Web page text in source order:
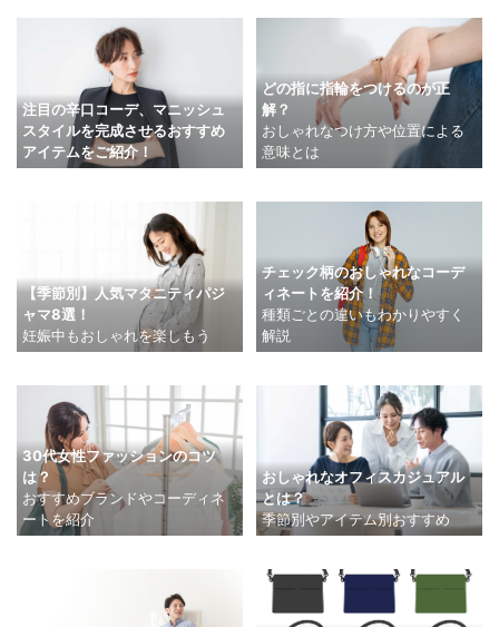
注目の辛口コーデ、マニッシュ
スタイルを完成させるおすすめ
アイテムをご紹介！
どの指に指輪をつけるのが正
解？
おしゃれなつけ方や位置による
意味とは
【季節別】人気マタニティパジ
ャマ8選！
妊娠中もおしゃれを楽しもう
チェック柄のおしゃれなコーデ
ィネートを紹介！
種類ごとの違いもわかりやすく
解説
30代女性ファッションのコツ
は？
おすすめブランドやコーディネ
ートを紹介
おしゃれなオフィスカジュアル
とは？
季節別やアイテム別おすすめ